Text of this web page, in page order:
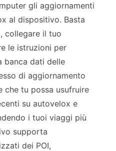
gli aggiornamenti
al dispositivo. Basta
collegare il tuo
le istruzioni per
banca dati delle
di aggiornamento
che tu possa usufruire
su autovelox e
i tuoi viaggi più
supporta
dei POI,